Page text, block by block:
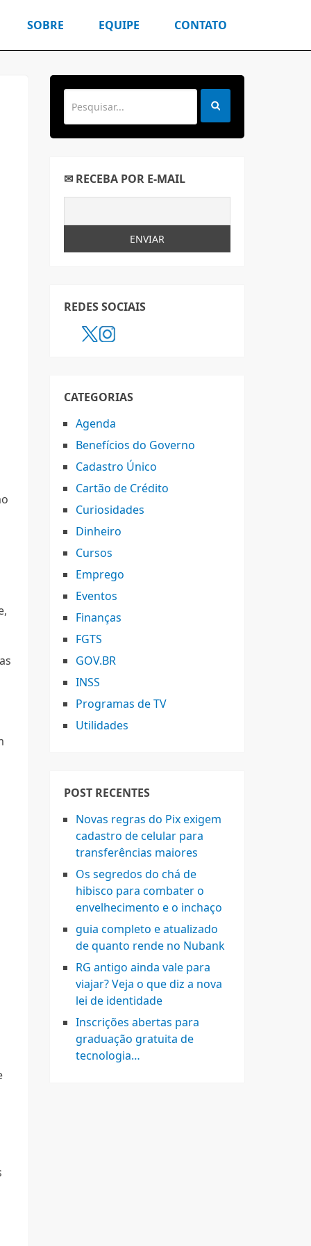
SOBRE EQUIPE CONTATO
✉ RECEBA POR E-MAIL
REDES SOCIAIS
CATEGORIAS
Agenda
Benefícios do Governo
Cadastro Único
Cartão de Crédito
Curiosidades
Dinheiro
Cursos
Emprego
Eventos
Finanças
FGTS
GOV.BR
INSS
Programas de TV
Utilidades
POST RECENTES
Novas regras do Pix exigem
cadastro de celular para
transferências maiores
Os segredos do chá de
hibisco para combater o
envelhecimento e o inchaço
guia completo e atualizado
de quanto rende no Nubank
RG antigo ainda vale para
viajar? Veja o que diz a nova
lei de identidade
Inscrições abertas para
graduação gratuita de
tecnologia…